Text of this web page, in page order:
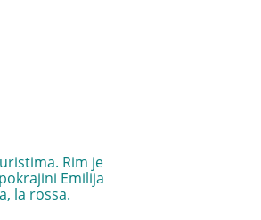
Rim je
Emilija
la rossa.